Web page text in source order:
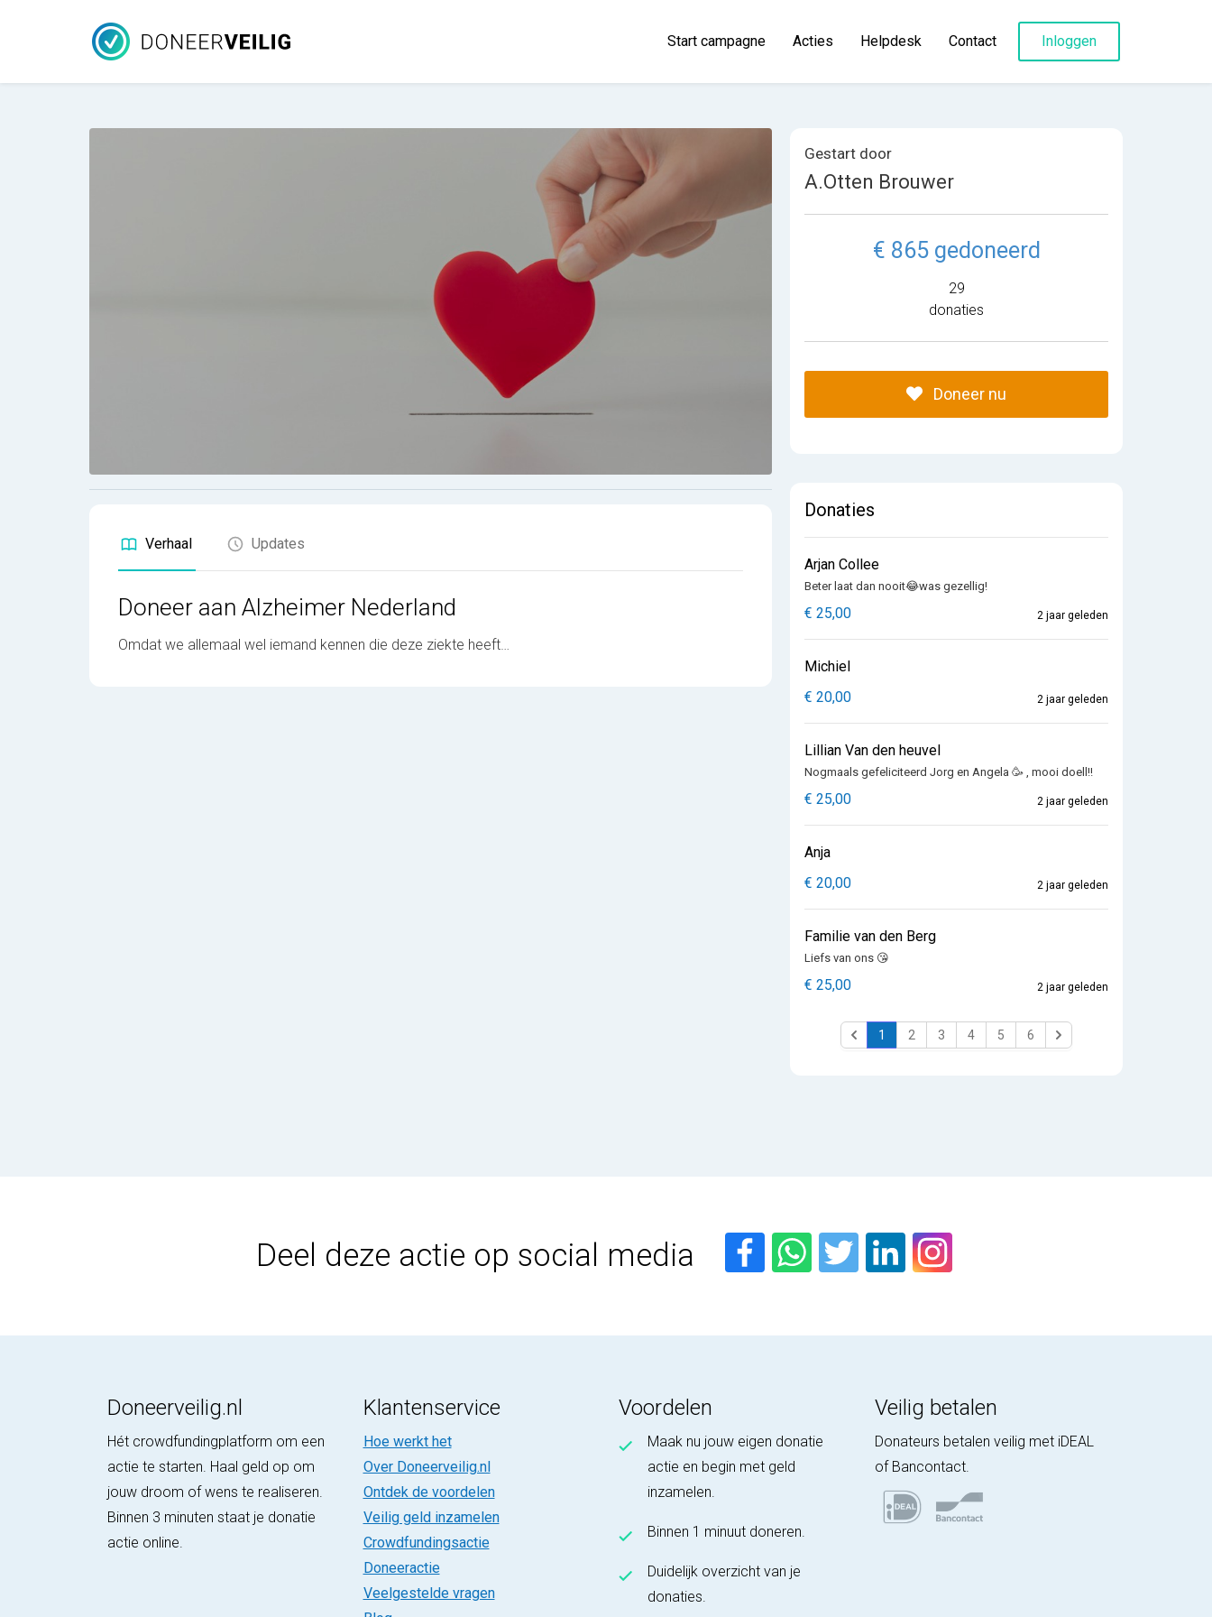
Start campagne Acties Helpdesk Contact Inloggen
Verhaal Updates
Doneer aan Alzheimer Nederland
Omdat we allemaal wel iemand kennen die deze ziekte heeft…
Gestart door
A.Otten Brouwer
€ 865 gedoneerd
29
donaties
Doneer nu
Donaties
Arjan Collee
Beter laat dan nooit😂was gezellig!
€ 25,00 2 jaar geleden
Michiel
€ 20,00
2 jaar geleden
Lillian Van den heuvel
Nogmaals gefeliciteerd Jorg en Angela 🥳 , mooi doell!!
€ 25,00 2 jaar geleden
Anja
€ 20,00
2 jaar geleden
Familie van den Berg
Liefs van ons 😘
€ 25,00 2 jaar geleden
Previous
1 2 3 4 5 6
Next
Deel deze actie op social media
Doneerveilig.nl
Hét crowdfundingplatform om een
actie te starten. Haal geld op om
jouw droom of wens te realiseren.
Binnen 3 minuten staat je donatie
actie online.
Klantenservice
Hoe werkt het
Over Doneerveilig.nl
Ontdek de voordelen
Veilig geld inzamelen
Crowdfundingsactie
Doneeractie
Veelgestelde vragen
Voordelen
Maak nu jouw eigen donatie
actie en begin met geld
inzamelen.
Binnen 1 minuut doneren.
Duidelijk overzicht van je
donaties.
Veilig betalen
Donateurs betalen veilig met iDEAL
of Bancontact.